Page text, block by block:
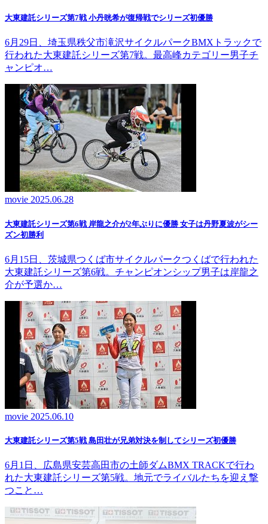
大東建託シリーズ第7戦 ⼩丹晄希が復帰戦でシリーズ初優勝
6月29日、埼玉県秩父市滝沢サイクルパークBMXトラックで
行われた大東建託シリーズ第7戦。最高峰カテゴリー男子チ
ャンピオ…
movie 2025.06.28
大東建託シリーズ第6戦 岸龍之介が2年ぶりに優勝 女子は丹野夏波がシー
ズン初勝利
6月15日、茨城県つくば市サイクルパークつくばで行われた
大東建託シリーズ第6戦。チャンピオンシップ男子は岸龍之
介が予選か…
movie 2025.06.10
大東建託シリーズ第5戦 島田壮が兄弟対決を制してシリーズ初優勝
6月1日、広島県安芸高田市の土師ダムBMX TRACKで行わ
れた大東建託シリーズ第5戦。地元でライバルたちを迎え撃
つこと…